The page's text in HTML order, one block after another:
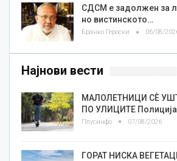
СДСМ е задолжен за
но вистинското…
Бранко Героски 06/08/
Најнови вести
МАЛОЛЕТНИЦИ СÈ
ПО УЛИЦИТЕ
Плусинфо 07/08/2026
ГОРАТ НИСКА